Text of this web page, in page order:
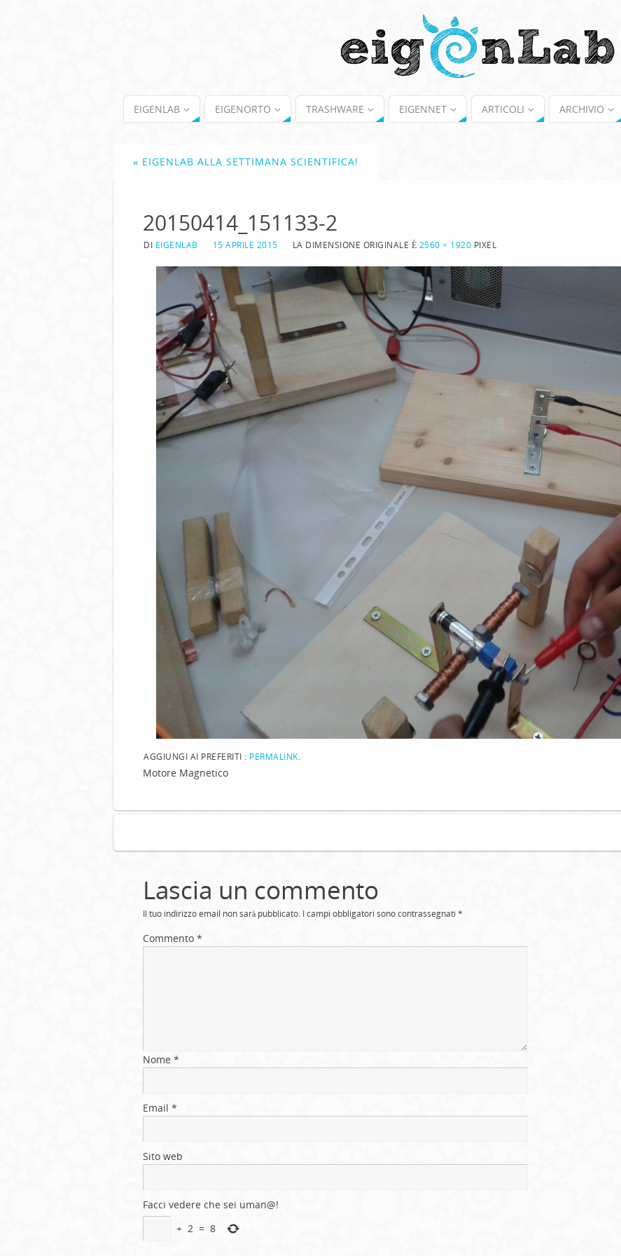
EIGENLAB EIGENORTO TRASHWARE EIGENNET ARTICOLI ARCHIVIO
« EIGENLAB ALLA SETTIMANA SCIENTIFICA!
20150414_151133-2
DI EIGENLAB 15 APRILE 2015 LA DIMENSIONE ORIGINALE È 2560 × 1920 PIXEL
AGGIUNGI AI PREFERITI : PERMALINK
Motore Magnetico
Lascia un commento
Il tuo indirizzo email non sarà pubblicato. I campi obbligatori sono contrassegnati *
Commento *
Nome *
Email *
Sito web
Facci vedere che sei uman@!
+ 2 = 8